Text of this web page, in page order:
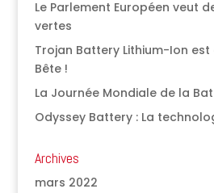
Le Parlement Européen veut
vertes
Trojan Battery Lithium-Ion est
Bête !
La Journée Mondiale de la
Odyssey Battery : La
Archives
mars 2022